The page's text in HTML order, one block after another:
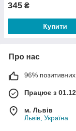
345 ₴
Купити
Про нас
96% позитивних
Працює з
м. Львів
Львів, Україна